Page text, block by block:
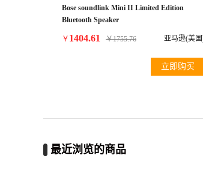
Bose soundlink Mini II Limited Edition
Bluetooth Speaker
￥ 1404.61 ￥1755.76 亚马逊(美
立即购买
最近浏览的商品